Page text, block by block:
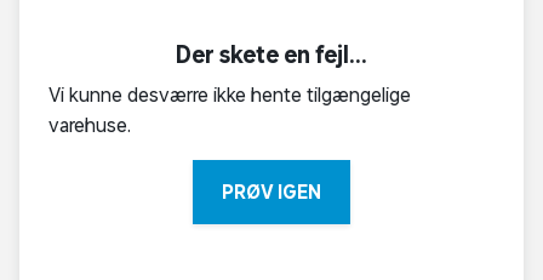
Der skete en fejl...
Vi kunne desværre ikke hente tilgængelige
varehuse.
PRØV IGEN